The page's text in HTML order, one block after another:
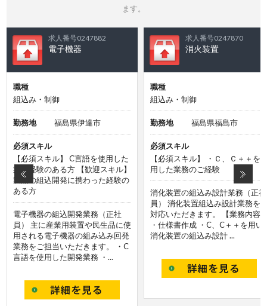
ます。
求人番号0247882
電子機器
職種
組込み・制御
勤務地 福島県伊達市
必須スキル
【必須スキル】 C言語を使用した
業務経験のある方 【歓迎スキル】
製品の組込開発に携わった経験の
ある方
電子機器の組込開発業務（正社
員） 主に産業用装置や民生品に使
用される電子機器の組み込み回発
業務をご担当いただきます。 ・C
言語を使用した開発業務 ・...
求人番号0247870
消火装置
職種
組込み・制御
勤務地 福島県福島市
必須スキル
【必須スキル】 ・Ｃ、Ｃ＋＋を
用した業務のご経験
消化装置の組込み設計業務（正社
員） 消化装置組込み設計業務を
対応いただきます。 【業務内容
・仕様書作成 ・C、C＋＋を用い
消化装置の組込み設計 ...